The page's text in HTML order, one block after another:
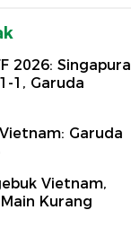
2026: Singapura
1, Garuda
Garuda
Vietnam,
Kurang